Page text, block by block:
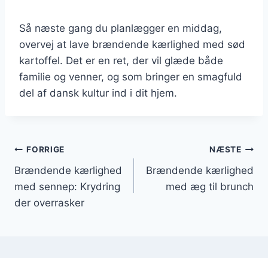
Så næste gang du planlægger en middag,
overvej at lave brændende kærlighed med sød
kartoffel. Det er en ret, der vil glæde både
familie og venner, og som bringer en smagfuld
del af dansk kultur ind i dit hjem.
Indlægsnavigation
FORRIGE
Brændende kærlighed
med sennep: Krydring
der overrasker
NÆSTE
Brændende kærlighed
med æg til brunch